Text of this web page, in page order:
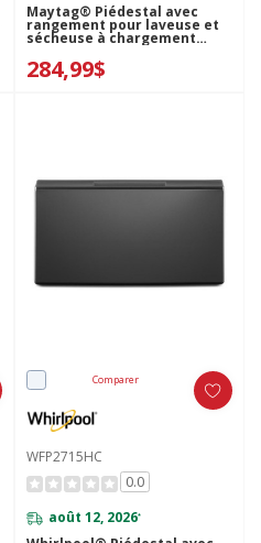
Maytag® Piédestal avec
rangement pour laveuse et
sécheuse à chargement
frontal de 15,5 po
XHPC155MBK
284,99$
Comparer
WFP2715HC
0.0
août 12, 2026*